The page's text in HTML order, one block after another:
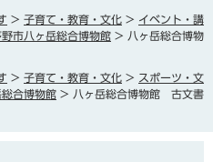
> 子育て・教育・文化 > イベント・講
野市八ヶ岳総合博物館 > 八ヶ岳総合博物
> 子育て・教育・文化 > スポーツ・文
合博物館 > 八ヶ岳総合博物館 古文書